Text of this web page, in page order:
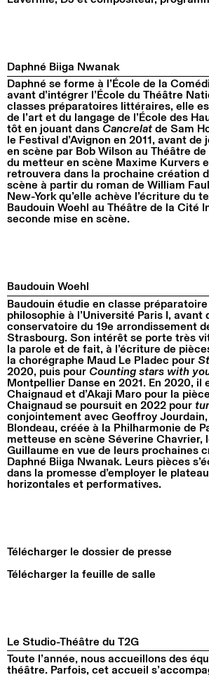
Daphné Biiga Nwanak
Daphné se forme à l’École de la
avant d’intégrer l’École du Théâtre
classes préparatoires littéraires, elle
de l’art et du langage de l’École des
tôt en jouant dans Cancrelat de Sam
le Festival d’Avignon en 2011, avant de
en scène par Bob Wilson au Théâtre
du metteur en scène Maxime Kurvers
retrouvera dans la prochaine création
scène à partir du roman de William
New-York qu’elle achève l’écriture du
Baudouin Woehl au Théâtre de la Cité
seconde mise en scène.
Baudouin Woehl
Baudouin étudie en classe
philosophie à l’Université Paris I,
conservatoire du 19e arrondissement
Strasbourg. Son intérêt se porte très
la parole et de fait, à l’écriture de
la chorégraphe Maud Le Pladec pour
2020, puis pour Counting stars with
Montpellier Danse en 2021. En 2020,
Chaignaud et d’Akaji Maro pour la pièce
Chaignaud se poursuit en 2022 pour
conjointement avec Geoffroy
Blondeau, créée à la Philharmonie de
metteuse en scène Séverine
Guillaume en vue de leurs prochaines
Daphné Biiga Nwanak. Leurs pièces
dans la promesse d’employer le
horizontales et performatives.
Télécharger le dossier de presse
Télécharger la feuille de salle
Le Studio-Théâtre du T2G
Toute l’année, nous accueillons des
théâtre. Parfois, cet accueil